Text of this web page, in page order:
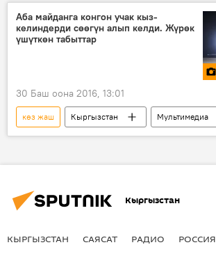
Режеп Тайип Эрдоган
Аба майданга конгон учак кыз-
келиндерди сөөгүн алып келди. Жүрөк
үшүткөн табыттар
30 Баш оона 2016, 13:01
көз жаш Кыргызстан
Мультимедиа
Коом
Сүрөт
Жаңылыктар
Кыргызстан
КЫРГЫЗСТАН САЯСАТ РАДИО РОССИЯ